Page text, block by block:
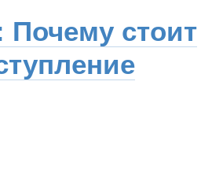
Почему стоит